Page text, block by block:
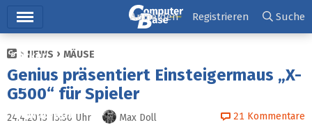
Ticker
Tests
Downloads
Anmelden Registrieren Suche
NEWS MÄUSE
Genius präsentiert Einsteigermaus „X-
G500“ für Spieler
24.4.2013 15:50 Uhr Max Doll 21 Kommentare